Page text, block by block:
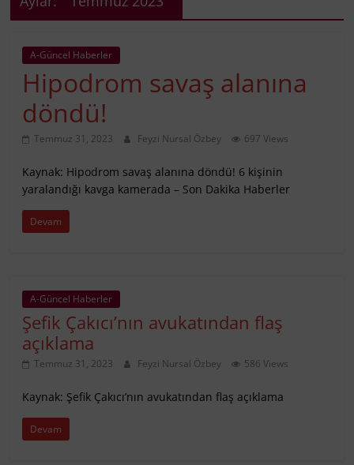
A-Güncel Haberler
Hipodrom savaş alanına
döndü!
Temmuz 31, 2023 Feyzi Nursal Özbey 697 Views
Kaynak: Hipodrom savaş alanına döndü! 6 kişinin
yaralandığı kavga kamerada – Son Dakika Haberler
Devam
A-Güncel Haberler
Şefik Çakıcı’nın avukatından flaş
açıklama
Temmuz 31, 2023 Feyzi Nursal Özbey 586 Views
Kaynak: Şefik Çakıcı’nın avukatından flaş açıklama
Devam